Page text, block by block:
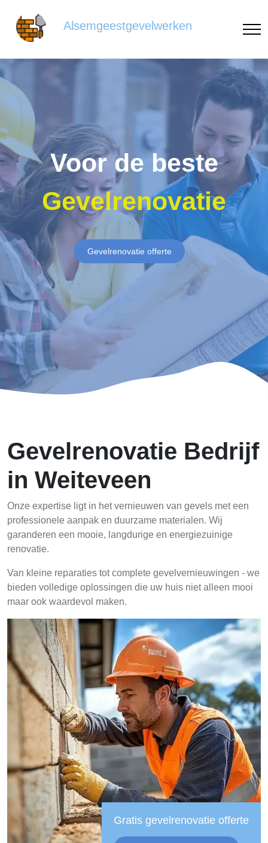
Alsemgeestgevelwerken
Voor de beste
Gevelrenovatie
Gevelrenovatie offerte
Gevelrenovatie Bedrijf
in Weiteveen
Onze expertise ligt in het vernieuwen van gevels met een
professionele aanpak en duurzame materialen. Wij
garanderen een mooie, langdurige en energiezuinige
renovatie.
Van kleine reparaties tot complete gevelvernieuwingen - we
bieden volledige oplossingen die uw huis niet alleen mooi
maar ook waardevol maken.
Gratis gevelrenovatie offerte